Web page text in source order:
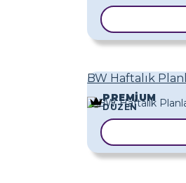
BW Haftalık
PREMIUM
DÜZEN